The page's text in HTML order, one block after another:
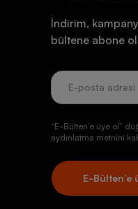
İndirim,
bültene abone
“E-Bülten’e üye ol”
aydınlatma metnini
E-Bülten’e